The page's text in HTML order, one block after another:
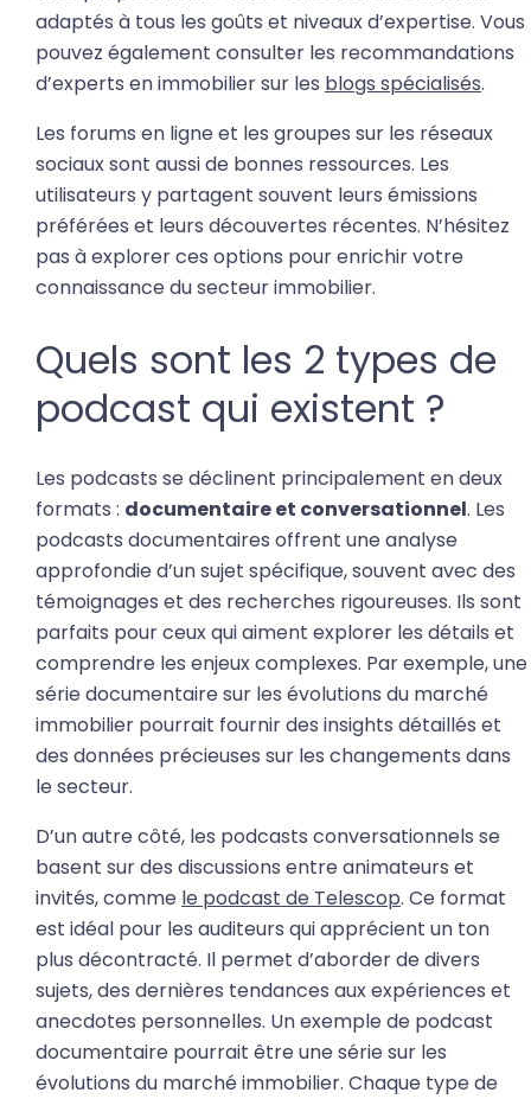
adaptés à tous les goûts et niveaux d’expertise. Vous
pouvez également consulter les recommandations
d’experts en immobilier sur les blogs spécialisés.
Les forums en ligne et les groupes sur les réseaux
sociaux sont aussi de bonnes ressources. Les
utilisateurs y partagent souvent leurs émissions
préférées et leurs découvertes récentes. N’hésitez
pas à explorer ces options pour enrichir votre
connaissance du secteur immobilier.
Quels sont les 2 types de
podcast qui existent ?
Les podcasts se déclinent principalement en deux
formats : documentaire et conversationnel. Les
podcasts documentaires offrent une analyse
approfondie d’un sujet spécifique, souvent avec des
témoignages et des recherches rigoureuses. Ils sont
parfaits pour ceux qui aiment explorer les détails et
comprendre les enjeux complexes. Par exemple, une
série documentaire sur les évolutions du marché
immobilier pourrait fournir des insights détaillés et
des données précieuses sur les changements dans
le secteur.
D’un autre côté, les podcasts conversationnels se
basent sur des discussions entre animateurs et
invités, comme le podcast de Telescop. Ce format
est idéal pour les auditeurs qui apprécient un ton
plus décontracté. Il permet d’aborder de divers
sujets, des dernières tendances aux expériences et
anecdotes personnelles. Un exemple de podcast
documentaire pourrait être une série sur les
évolutions du marché immobilier. Chaque type de